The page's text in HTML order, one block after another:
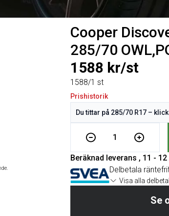
Cooper
285/70
1588 kr/st
1588/1 st
Prishistorik
1
Beräknad leverans , 11 - 12
Delbetala
Visa alla
Se